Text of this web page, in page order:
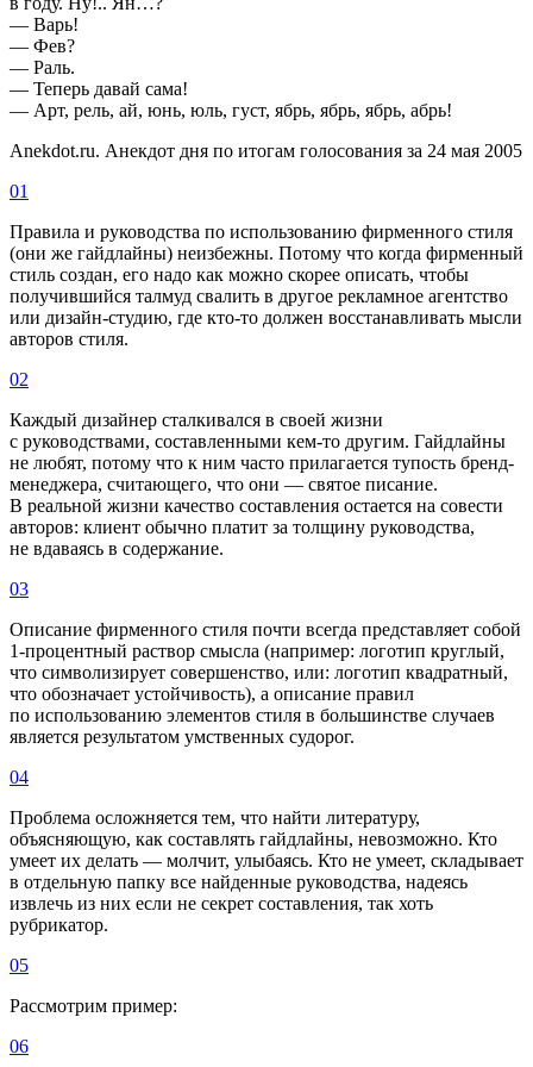
— Варь!
— Фев?
— Раль.
— Теперь давай сама!
— Арт, рель, ай, юнь, юль, густ, ябрь, ябрь, ябрь, абрь!
Anekdot.ru. Анекдот дня по итогам голосования за 24 мая 2005
01
Правила и руководства по использованию фирменного стиля
(они же гайдлайны) неизбежны. Потому что когда фирменный
стиль создан, его надо как можно скорее описать, чтобы
получившийся талмуд свалить в другое рекламное агентство
или дизайн-студию, где кто-то должен восстанавливать мысли
авторов стиля.
02
Каждый дизайнер сталкивался в своей жизни
с руководствами, составленными кем-то другим. Гайдлайны
не любят, потому что к ним часто прилагается тупость бренд-
менеджера, считающего, что они — святое писание.
В реальной жизни качество составления остается на совести
авторов: клиент обычно платит за толщину руководства,
не вдаваясь в содержание.
03
Описание фирменного стиля почти всегда представляет собой
1-процентный раствор смысла (например: логотип круглый,
что символизирует совершенство, или: логотип квадратный,
что обозначает устойчивость), а описание правил
по использованию элементов стиля в большинстве случаев
является результатом умственных судорог.
04
Проблема осложняется тем, что найти литературу,
объясняющую, как составлять гайдлайны, невозможно. Кто
умеет их делать — молчит, улыбаясь. Кто не умеет, складывает
в отдельную папку все найденные руководства, надеясь
извлечь из них если не секрет составления, так хоть
рубрикатор.
05
Рассмотрим пример:
06